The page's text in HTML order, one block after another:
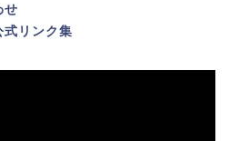
せ
式リンク集